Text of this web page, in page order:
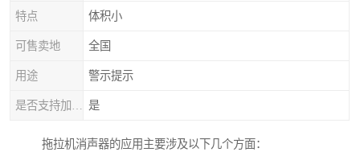
特点 体积小
可售卖地 全国
用途 警示提示
是
拖拉机消声器的应用主要涉及以下几个方面：